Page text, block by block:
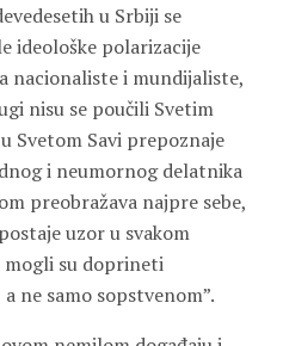
u Srbiji se
ideološke polarizacije
nacionaliste i mundijaliste,
nisu se poučili Svetim
Svetom Savi prepoznaje
i neumornog delatnika
preobražava najpre sebe,
uzor u svakom
mogli su doprineti
ne samo sopstvenom”.